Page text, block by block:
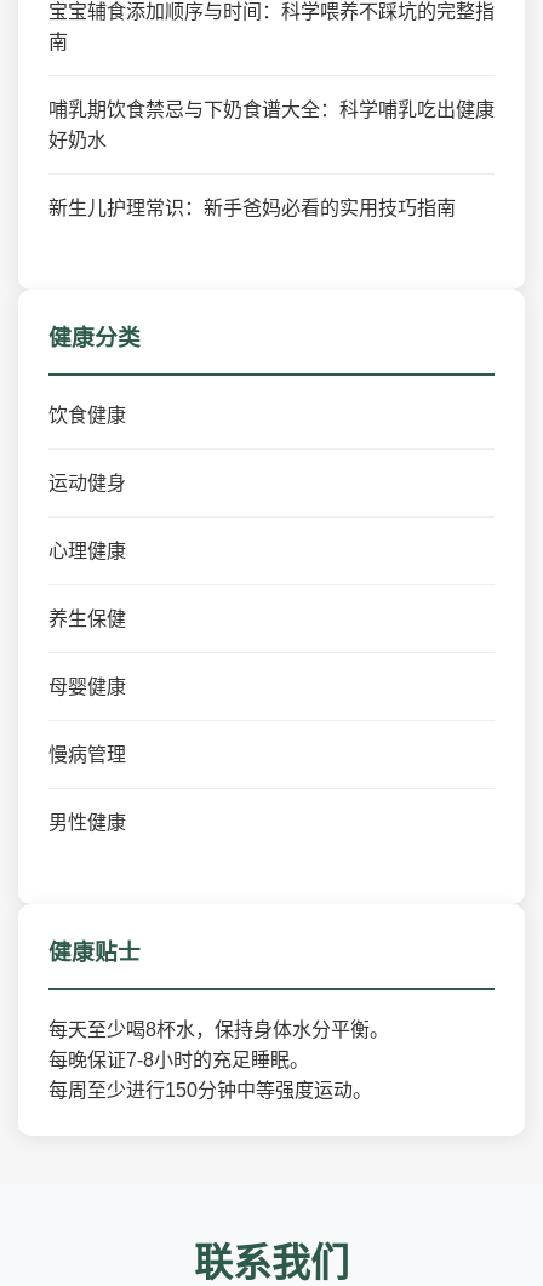
宝宝辅食添加顺序与时间：科学喂养不踩坑的完整指
南
哺乳期饮食禁忌与下奶食谱大全：科学哺乳吃出健康
好奶水
新生儿护理常识：新手爸妈必看的实用技巧指南
健康分类
饮食健康
运动健身
心理健康
养生保健
母婴健康
慢病管理
男性健康
健康贴士
每天至少喝8杯水，保持身体水分平衡。
每晚保证7-8小时的充足睡眠。
每周至少进行150分钟中等强度运动。
联系我们